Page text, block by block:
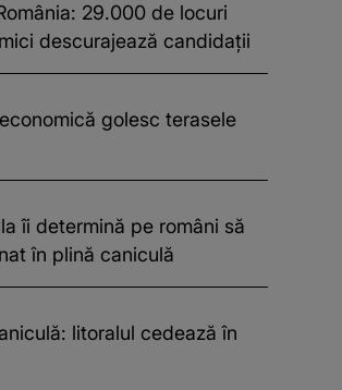
29.000 de locuri
descurajează candidații
golesc terasele
îi determină pe români să
în plină caniculă
litoralul cedează în